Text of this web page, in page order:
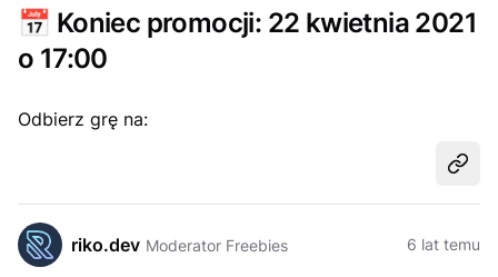
📅 Koniec promocji: 22 kwietnia 2021
o 17:00
Odbierz grę na:
riko.dev Moderator Freebies 6 lat temu